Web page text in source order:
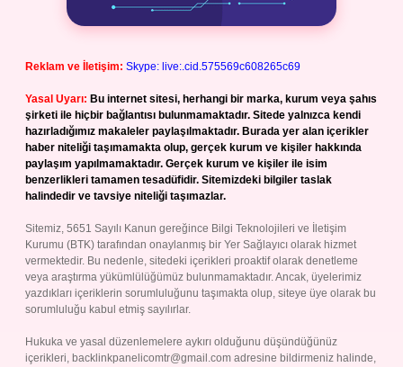
Reklam ve İletişim: Skype: live:.cid.575569c608265c69
Yasal Uyarı: Bu internet sitesi, herhangi bir marka, kurum veya şahıs
şirketi ile hiçbir bağlantısı bulunmamaktadır. Sitede yalnızca kendi
hazırladığımız makaleler paylaşılmaktadır. Burada yer alan içerikler
haber niteliği taşımamakta olup, gerçek kurum ve kişiler hakkında
paylaşım yapılmamaktadır. Gerçek kurum ve kişiler ile isim
benzerlikleri tamamen tesadüfidir. Sitemizdeki bilgiler taslak
halindedir ve tavsiye niteliği taşımazlar.
Sitemiz, 5651 Sayılı Kanun gereğince Bilgi Teknolojileri ve İletişim
Kurumu (BTK) tarafından onaylanmış bir Yer Sağlayıcı olarak hizmet
vermektedir. Bu nedenle, sitedeki içerikleri proaktif olarak denetleme
veya araştırma yükümlülüğümüz bulunmamaktadır. Ancak, üyelerimiz
yazdıkları içeriklerin sorumluluğunu taşımakta olup, siteye üye olarak bu
sorumluluğu kabul etmiş sayılırlar.
Hukuka ve yasal düzenlemelere aykırı olduğunu düşündüğünüz
içerikleri, backlinkpanelicomtr@gmail.com adresine bildirmeniz halinde,